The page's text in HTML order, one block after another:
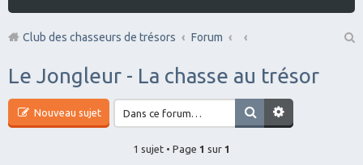
Club des chasseurs de trésors
Forum
Le Jongleur - La chasse au trésor
Nouveau sujet
1 sujet • Page 1 sur 1